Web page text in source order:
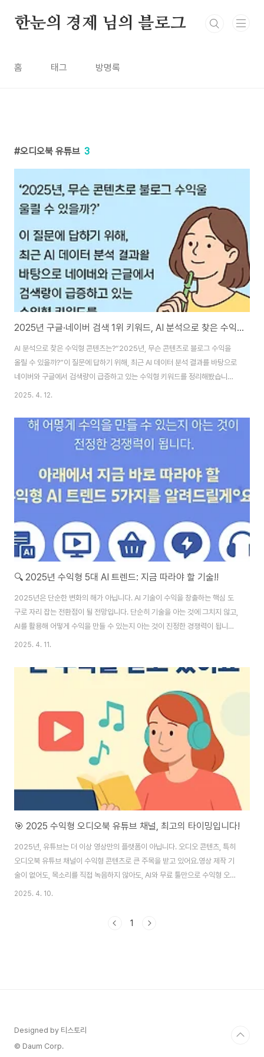
한눈의 경제 님의 블로그
홈 태그 방명록
오디오북 유튜브 3
2025년 구글·네이버 검색 1위 키워드, AI 분석으로 찾은 수익형 콘텐츠!
AI 분석으로 찾은 수익형 콘텐츠는?“2025년, 무슨 콘텐츠로 블로그 수익을
올릴 수 있을까?”이 질문에 답하기 위해, 최근 AI 데이터 분석 결과를 바탕으로
네이버와 구글에서 검색량이 급증하고 있는 수익형 키워드를 정리해봤습니다.
이제는 감이 아닌 ‘데이터’로 수익형 콘텐츠를 기획할 때입니다!📌 지금 뜨는
의 상관관계를 추출한 결과, 다음과 같은 키워드들이 2025년 핵심 키워드로
떠올랐습니다.순위키워드월 검색량특징1AI 부업42만 회↑블로그/유튜브 등
자동화 관심 급증2유튜브 자동화37만 회↑얼굴 없는 영상 콘텐츠 인기
어 AI33만 회↑상품 설명, 자..
2025. 4. 12.
🔍 2025년 수익형 5대 AI 트렌드: 지금 따라야 할 기술!!
2025년은 단순한 변화의 해가 아닙니다. AI 기술이 수익을 창출하는 핵심 도
구로 자리 잡는 전환점이 될 전망입니다. 단순히 기술을 아는 것에 그치지 않고,
AI를 활용해 어떻게 수익을 만들 수 있는지 아는 것이 진정한 경쟁력이 됩니다.
아래에서 지금 바로 따라야 할 수익형 AI 트렌드 5가지를 알려드릴게요.✅ 1.
블로그 글쓰기, SNS 콘텐츠 제작, 전자책 출판 등은 이미 많은 사람들이 활용
시간만 투자해도 자동으로 콘텐츠를 만들 수 있는 시대, 2025년에도 이 트렌
드는 계속됩니다.핵심 키워드: ChatGPT 블로그 수익, 생성형 ..
2025. 4. 11.
🎯 2025 수익형 오디오북 유튜브 채널, 최고의 타이밍입니다!
2025년, 유튜브는 더 이상 영상만의 플랫폼이 아닙니다. 오디오 콘텐츠, 특히
오디오북 유튜브 채널이 수익형 콘텐츠로 큰 주목을 받고 있어요.영상 제작 기
술이 없어도, 목소리를 직접 녹음하지 않아도, AI와 무료 툴만으로 수익형 오디
오북 채널을 누구나 쉽게 만들 수 있답니다.🎯 오디오북 유튜브 채널이 뜨는
텐츠는 함께합니다.낮은 진입장벽: 영상 촬영이나 얼굴 공개가 필요 없어요.꾸
2025. 4. 10.
1
Designed by 티스토리
© Daum Corp.